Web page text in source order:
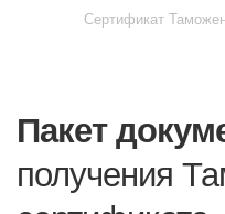
Сертификат
Пакет
получения